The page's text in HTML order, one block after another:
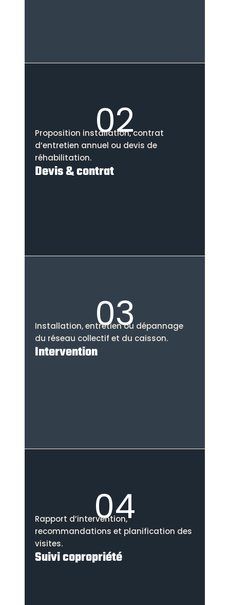
02
Proposition installation, contrat
d’entretien annuel ou devis de
réhabilitation.
Devis & contrat
03
Installation, entretien ou dépannage
du réseau collectif et du caisson.
Intervention
04
Rapport d’intervention,
recommandations et planification des
visites.
Suivi copropriété